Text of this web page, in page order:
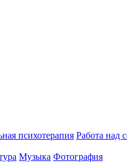
психотерапия Работа над
Музыка Фотография